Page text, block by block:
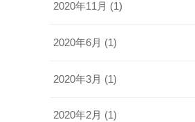
2020年11月 (1)
2020年6月 (1)
2020年3月 (1)
2020年2月 (1)